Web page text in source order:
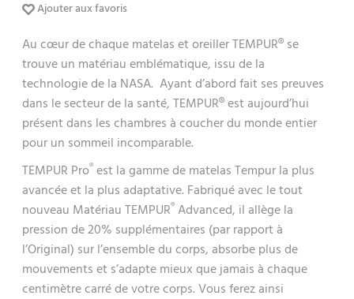
Ajouter aux favoris
Au cœur de chaque matelas et oreiller TEMPUR® se
trouve un matériau emblématique, issu de la
technologie de la NASA. Ayant d’abord fait ses preuves
dans le secteur de la santé, TEMPUR® est aujourd’hui
présent dans les chambres à coucher du monde entier
pour un sommeil incomparable.
TEMPUR Pro®est la gamme de matelas Tempur la plus
avancée et la plus adaptative. Fabriqué avec le tout
nouveau Matériau TEMPUR®Advanced, il allège la
pression de 20% supplémentaires (par rapport à
l’Original) sur l’ensemble du corps, absorbe plus de
mouvements et s’adapte mieux que jamais à chaque
centimètre carré de votre corps. Vous ferez ainsi